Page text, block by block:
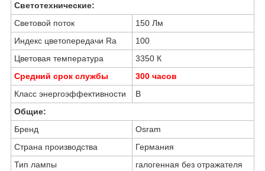
Светотехнические:
Световой поток
150 Лм
Индекс цветопередачи Ra
100
Цветовая температура
3350 К
Средний срок службы
300 часов
Класс энергоэффективности
В
Общие:
Бренд
Osram
Страна производства
Германия
Тип лампы
галогенная без отражателя